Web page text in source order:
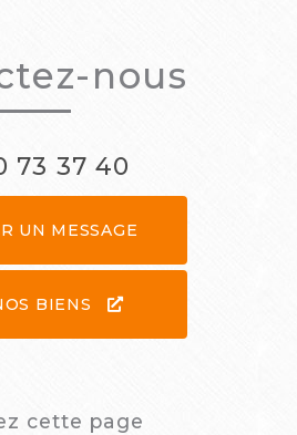
nous
73 37 40
UN MESSAGE
BIENS
cette page